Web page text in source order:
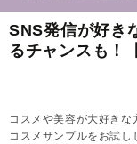
SNS発信が好き
るチャンスも！
コスメや美容が大好き
コスメサンプルをお試し